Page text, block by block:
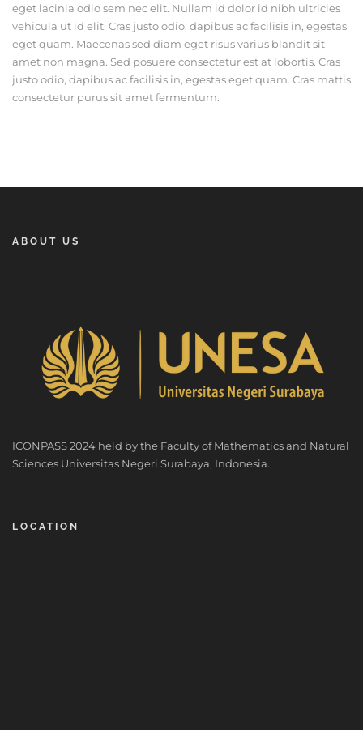
eget lacinia odio sem nec elit. Nullam id dolor id nibh ultricies
vehicula ut id elit. Cras justo odio, dapibus ac facilisis in, egestas
eget quam. Maecenas sed diam eget risus varius blandit sit
amet non magna. Sed posuere consectetur est at lobortis. Cras
justo odio, dapibus ac facilisis in, egestas eget quam. Cras mattis
consectetur purus sit amet fermentum.
ABOUT US
ICONPASS 2024 held by the Faculty of Mathematics and Natural
Sciences Universitas Negeri Surabaya, Indonesia.
LOCATION